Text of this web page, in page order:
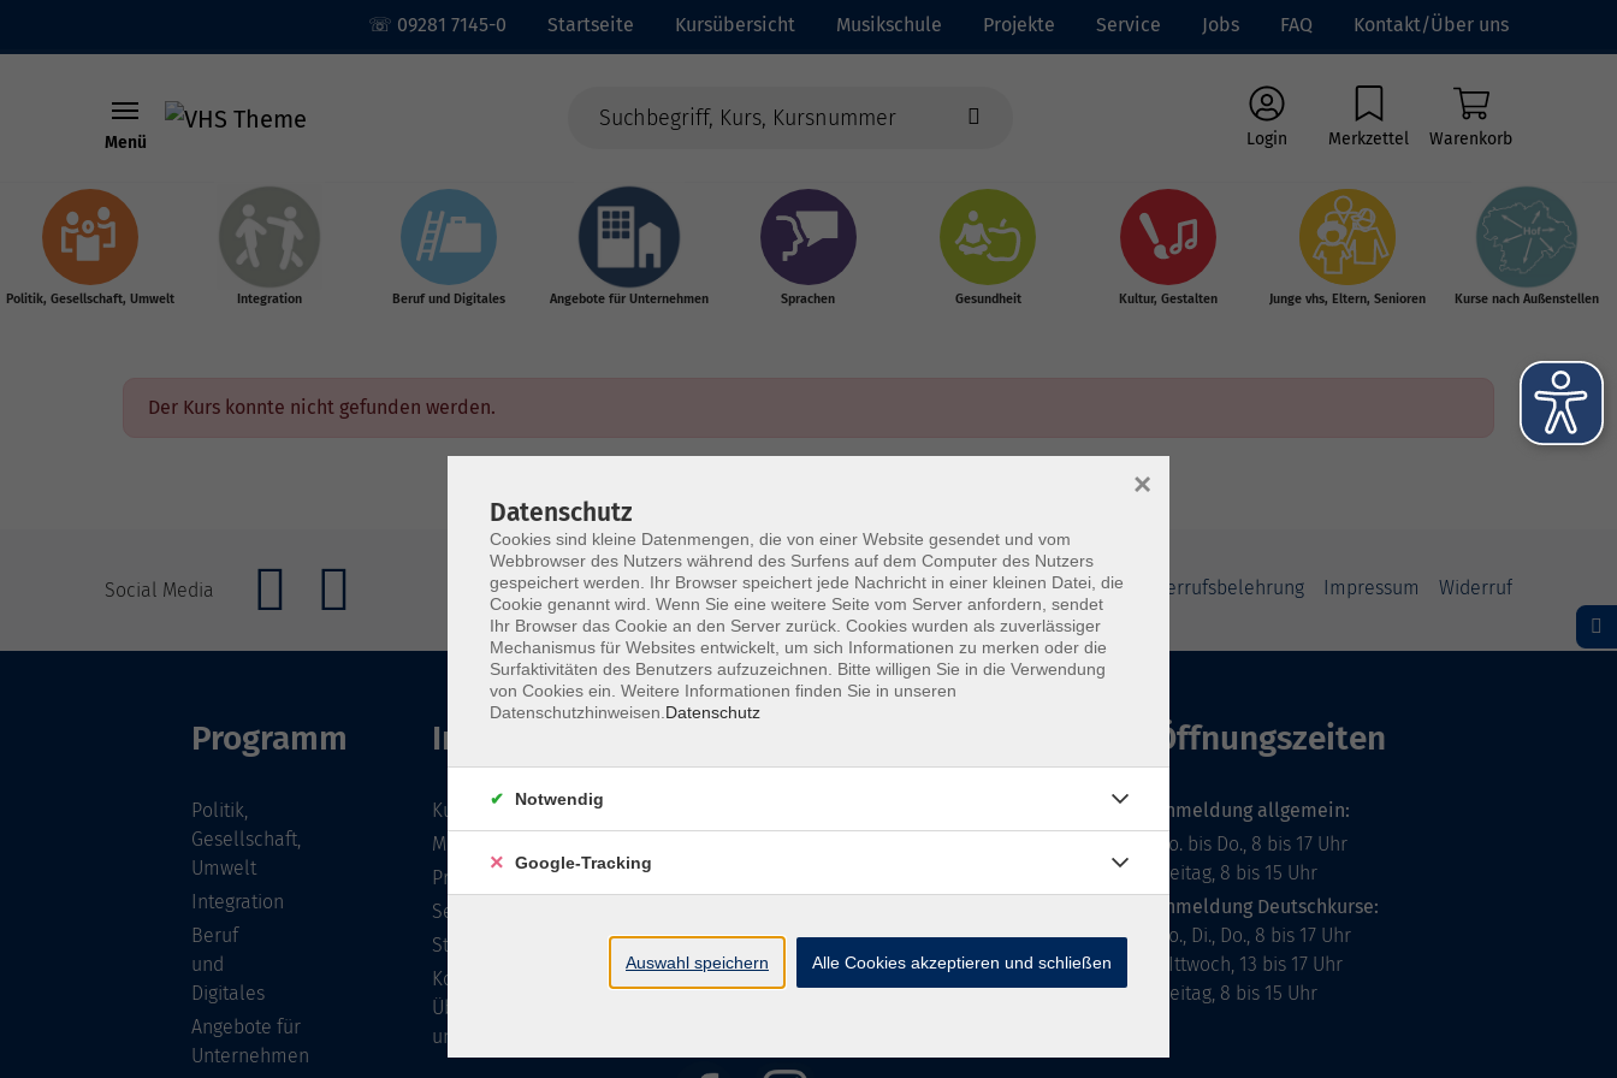
Skip to main content
☏ 09281 7145-0 Startseite Kursübersicht Musikschule Projekte Service Jobs FAQ Kontakt/Über uns
Menü Login Merkzettel Warenkorb
Politik, Gesellschaft, Umwelt Integration Beruf und Digitales Angebote für Unternehmen Sprachen Gesundheit Kultur, Gestalten Junge vhs, Eltern, Senioren Kurse nach Außenstellen
Der Kurs konnte nicht gefunden werden.
Social Media AGB Datenschutzerklärung Barrierefreiheitserklärung Widerrufsbelehrung Impressum Widerruf
Programm
Politik,
Gesellschaft,
Umwelt
Integration
Beruf
und
Digitales
Angebote für
Unternehmen
Inhalte
Kursübersicht
Musikschule
Projekte
Service
Stellenangebote
Kontakt/
Über
uns
95028 Hof
Telefon: 09281 7145-0
Öffnungszeiten
Anmeldung allgemein:
Mo. bis Do., 8 bis 17 Uhr
Freitag, 8 bis 15 Uhr
Anmeldung Deutschkurse:
Mo., Di., Do., 8 bis 17 Uhr
MIttwoch, 13 bis 17 Uhr
Freitag, 8 bis 15 Uhr
Datenschutz
Cookies sind kleine Datenmengen, die von einer Website gesendet und vom
Webbrowser des Nutzers während des Surfens auf dem Computer des Nutzers
gespeichert werden. Ihr Browser speichert jede Nachricht in einer kleinen Datei, die
Cookie genannt wird. Wenn Sie eine weitere Seite vom Server anfordern, sendet
Ihr Browser das Cookie an den Server zurück. Cookies wurden als zuverlässiger
Mechanismus für Websites entwickelt, um sich Informationen zu merken oder die
Surfaktivitäten des Benutzers aufzuzeichnen. Bitte willigen Sie in die Verwendung
von Cookies ein. Weitere Informationen finden Sie in unseren
Datenschutzhinweisen. Datenschutz
×
Notwendig
Google-Tracking
Auswahl speichern Alle Cookies akzeptieren und schließen